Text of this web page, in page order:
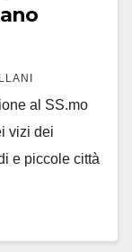
al SS.mo
vizi dei
e piccole città